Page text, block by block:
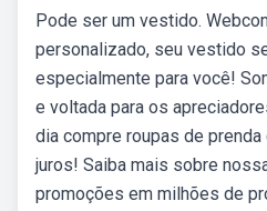
Pode ser um vestido.
personalizado, seu vestido
especialmente para você!
e voltada para os
dia compre roupas de
juros! Saiba mais sobre
promoções em milhões de